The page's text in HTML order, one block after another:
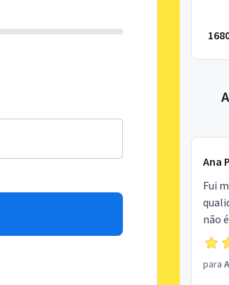
Ana
Fui
não
para